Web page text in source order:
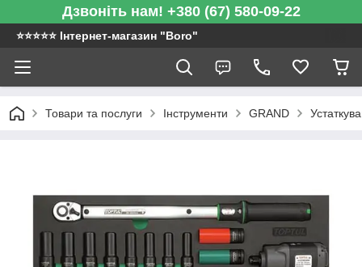
Дзвоніть нам! +380 (67) 580-09-22
⭐️⭐️⭐️⭐️⭐️ Інтернет-магазин "Boro"
Товари та послуги Інструменти GRAND